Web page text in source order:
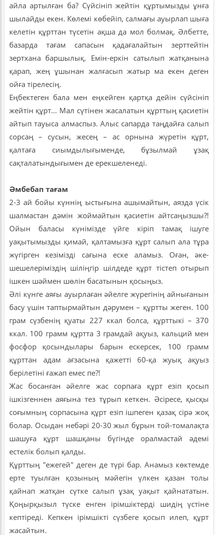
айла артылған ба? Сүйсініп жейтін құртымызды ұнға
шылайды екен. Көлемі көбейіп, салмағы ауырлап шыға
келетін құрттан түсетін ақша да мол болмақ. Әлбетте,
базарда тағам сапасын қадағалайтын зерттейтін
зертхана баршылық. Емін-еркін сатылып жатқанына
қарап, жең ұшынан жалғасып жатыр ма екен деген
ойға тірелесің.
Еңбектеген бала мен еңкейген қартқа дейін сүйсініп
жейтін құрт... Мал сүтінен жасалатын құрттың қасиетін
айтып тауыса алмаспыз. Алыс сапарда таңдайға салып
сорсаң – сусын, жесең – ас орнына жүретін құрт,
қалтаға сиымдылығыменде, бұзылмай ұзақ
сақталатындығымен де ерекшеленеді.
Әмбебап тағам
2-3 ай бойы күннің ыстығына ашымайтын, аязда үсік
шалмастан дәмін жоймайтын қасиетін айтсаңызшы?!
Ойын баласы күнімізде үйге кіріп тамақ ішуге
уақытымызды қимай, қалтамызға құрт салып ала тұра
жүгірген кезімізді сағына еске аламыз. Оған, әке-
шешелеріміздің шіліңгір шілдеде құрт тістеп отырып
ішкен шәймен шөлін басатынын қосыңыз.
Әлі күнге аяғы ауырлаған әйелге жүрегінің айнығанын
басу үшін таптырмайтын дәрумен – құртты жеген. 100
грам сүзбенің қуаты 227 ккал болса, құрттыкі – 370
ккал. 100 грамм құртта 3 грамдай ақуыз, кальций мен
фосфор қосындылары барын ескерсек, 100 грамм
құрттан адам ағзасына қажетті 60-қа жуық ақуыз
берілетіні ғажап емес пе?!
Жас босанған әйелге жас сорпаға құрт езіп қосып
ішкізгеннен аяғына тез тұрып кеткен. Әсіресе, қысқы
соғымның сорпасына құрт езіп ішпеген қазақ сірә жоқ
болар. Осыдан небәрі 20-30 жыл бұрын той-томалақта
шашуға құрт шашқаны бүгінде оралмастай әдемі
естелік болып қалды.
Құрттың "ежегей" деген де түрі бар. Анамыз көктемде
ерте туылған қозының мәйегін үлкен қазан толы
қайнап жатқан сүтке салып ұзақ уақыт қайнататын.
Қоңырқызыл түске енген ірімшіктерді шидің үстіне
кептіреді. Кепкен ірімшікті сүзбеге қосып илеп, құрт
жасайтын.